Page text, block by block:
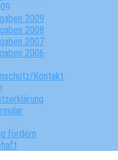
2009
2008
2007
2006
Kontakt
fördern